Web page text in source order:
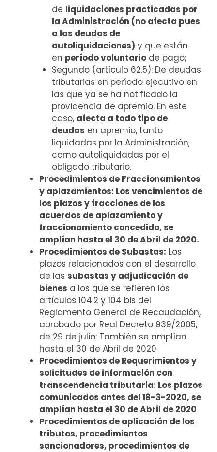
de liquidaciones practicadas por
la Administración (no afecta pues
a las deudas de
autoliquidaciones) y que están
en período voluntariode pago;
Segundo (artículo 62.5): De deudas
tributarias en período ejecutivo en
las que ya se ha notificado la
providencia de apremio. En este
caso, afecta a todo tipo de
deudas en apremio, tanto
liquidadas por la Administración,
como autoliquidadas por el
obligado tributario.
Procedimientos de Fraccionamientos
y aplazamientos: Los vencimientos de
los plazos y fracciones de los
acuerdos de aplazamiento y
fraccionamiento concedido, se
amplían hasta el 30 de Abril de 2020.
Procedimientos de Subastas: Los
plazos relacionados con el desarrollo
de las subastas y adjudicación de
bienes a los que se refieren los
artículos 104.2 y 104 bis del
Reglamento General de Recaudación,
aprobado por Real Decreto 939/2005,
de 29 de julio: También se amplían
hasta el 30 de Abril de 2020
Procedimientos de Requerimientos y
solicitudes de información con
transcendencia tributaria: Los plazos
comunicados antes del 18-3-2020, se
amplían hasta el 30 de Abril de 2020
Procedimientos de aplicación de los
tributos, procedimientos
sancionadores, procedimientos de